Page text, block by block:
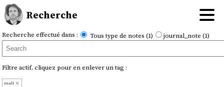
Recherche
Recherche effectué dans : Tous type de notes (1) journal_note (1)
Filtre actif, cliquez pour en enlever un tag :
malt